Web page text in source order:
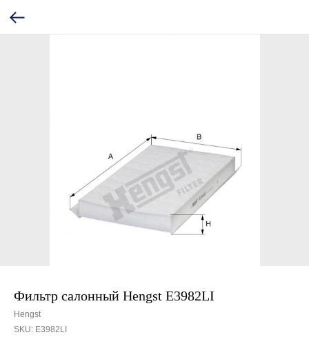
Фильтр салонный Hengst E3982LI
Hengst
SKU: E3982LI